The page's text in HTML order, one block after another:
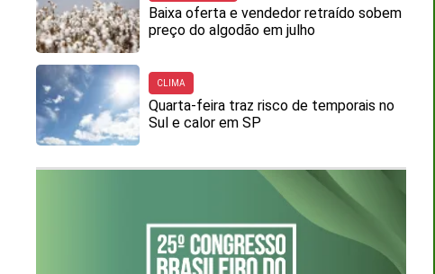
Baixa oferta e vendedor retraído sobem
preço do algodão em julho
CLIMA
Quarta-feira traz risco de temporais no
Sul e calor em SP